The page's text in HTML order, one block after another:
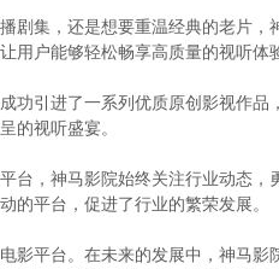
集，还是想要重温经典的老片，
户能够轻松畅享高质量的视听体
功引进了一系列优质原创影视作品
的视听盛宴。
，神马影院始终关注行业动态，
的平台，促进了行业的繁荣发展。
影平台。在未来的发展中，神马影